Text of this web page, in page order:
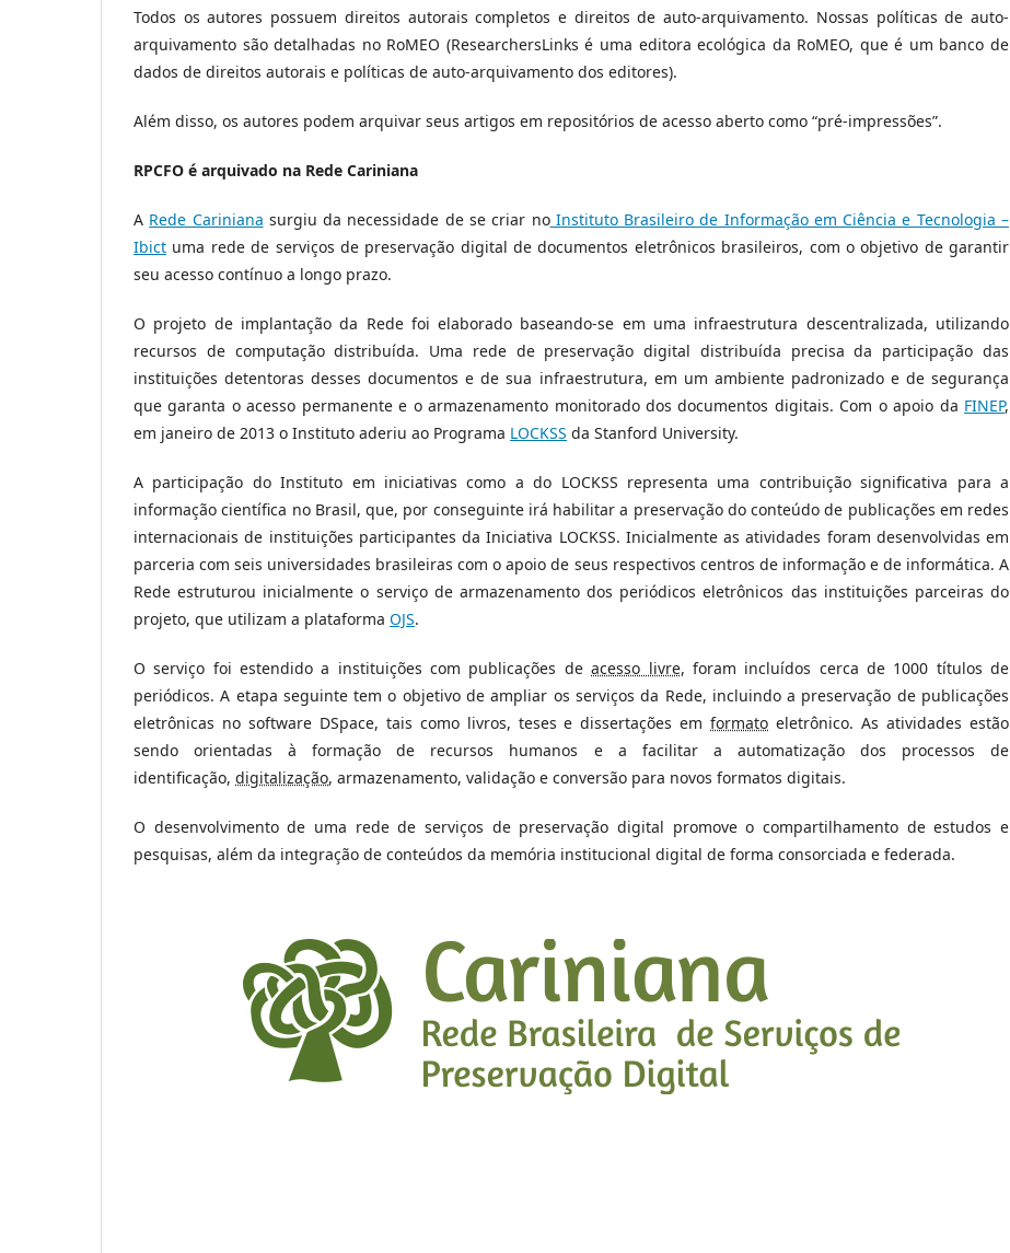
Todos os autores possuem direitos autorais completos e direitos de auto-arquivamento. Nossas políticas de auto-
arquivamento são detalhadas no RoMEO (ResearchersLinks é uma editora ecológica da RoMEO, que é um banco de
dados de direitos autorais e políticas de auto-arquivamento dos editores).
Além disso, os autores podem arquivar seus artigos em repositórios de acesso aberto como “pré-impressões”.
RPCFO é arquivado na Rede Cariniana
A Rede Cariniana surgiu da necessidade de se criar noInstituto Brasileiro de Informação em Ciência e Tecnologia –
Ibict uma rede de serviços de preservação digital de documentos eletrônicos brasileiros, com o objetivo de garantir
seu acesso contínuo a longo prazo.
O projeto de implantação da Rede foi elaborado baseando-se em uma infraestrutura descentralizada, utilizando
recursos de computação distribuída. Uma rede de preservação digital distribuída precisa da participação das
instituições detentoras desses documentos e de sua infraestrutura, em um ambiente padronizado e de segurança
que garanta o acesso permanente e o armazenamento monitorado dos documentos digitais. Com o apoio da FINEP,
em janeiro de 2013 o Instituto aderiu ao Programa LOCKSS da Stanford University.
A participação do Instituto em iniciativas como a do LOCKSS representa uma contribuição significativa para a
informação científica no Brasil, que, por conseguinte irá habilitar a preservação do conteúdo de publicações em redes
internacionais de instituições participantes da Iniciativa LOCKSS. Inicialmente as atividades foram desenvolvidas em
parceria com seis universidades brasileiras com o apoio de seus respectivos centros de informação e de informática. A
Rede estruturou inicialmente o serviço de armazenamento dos periódicos eletrônicos das instituições parceiras do
projeto, que utilizam a plataforma OJS.
O serviço foi estendido a instituições com publicações deacesso livre, foram incluídos cerca de 1000 títulos de
periódicos. A etapa seguinte tem o objetivo de ampliar os serviços da Rede, incluindo a preservação de publicações
eletrônicas no software DSpace, tais como livros, teses e dissertações emformato eletrônico. As atividades estão
sendo orientadas à formação de recursos humanos e a facilitar a automatização dos processos de
identificação, digitalização, armazenamento, validação e conversão para novos formatos digitais.
O desenvolvimento de uma rede de serviços de preservação digital promove o compartilhamento de estudos e
pesquisas, além da integração de conteúdos da memória institucional digital de forma consorciada e federada.